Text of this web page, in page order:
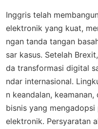
Inggris telah
elektronik yang kuat,
ngan tanda tangan
sar kasus. Setelah
da transformasi digital
ndar internasional.
n keandalan,
bisnis yang
elektronik. Persyaratan